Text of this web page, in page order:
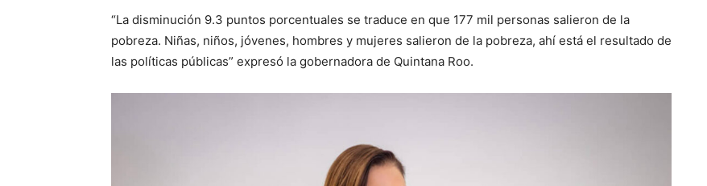
“La disminución 9.3 puntos porcentuales se traduce en que 177 mil personas salieron de la
pobreza. Niñas, niños, jóvenes, hombres y mujeres salieron de la pobreza, ahí está el resultado de
las políticas públicas” expresó la gobernadora de Quintana Roo.